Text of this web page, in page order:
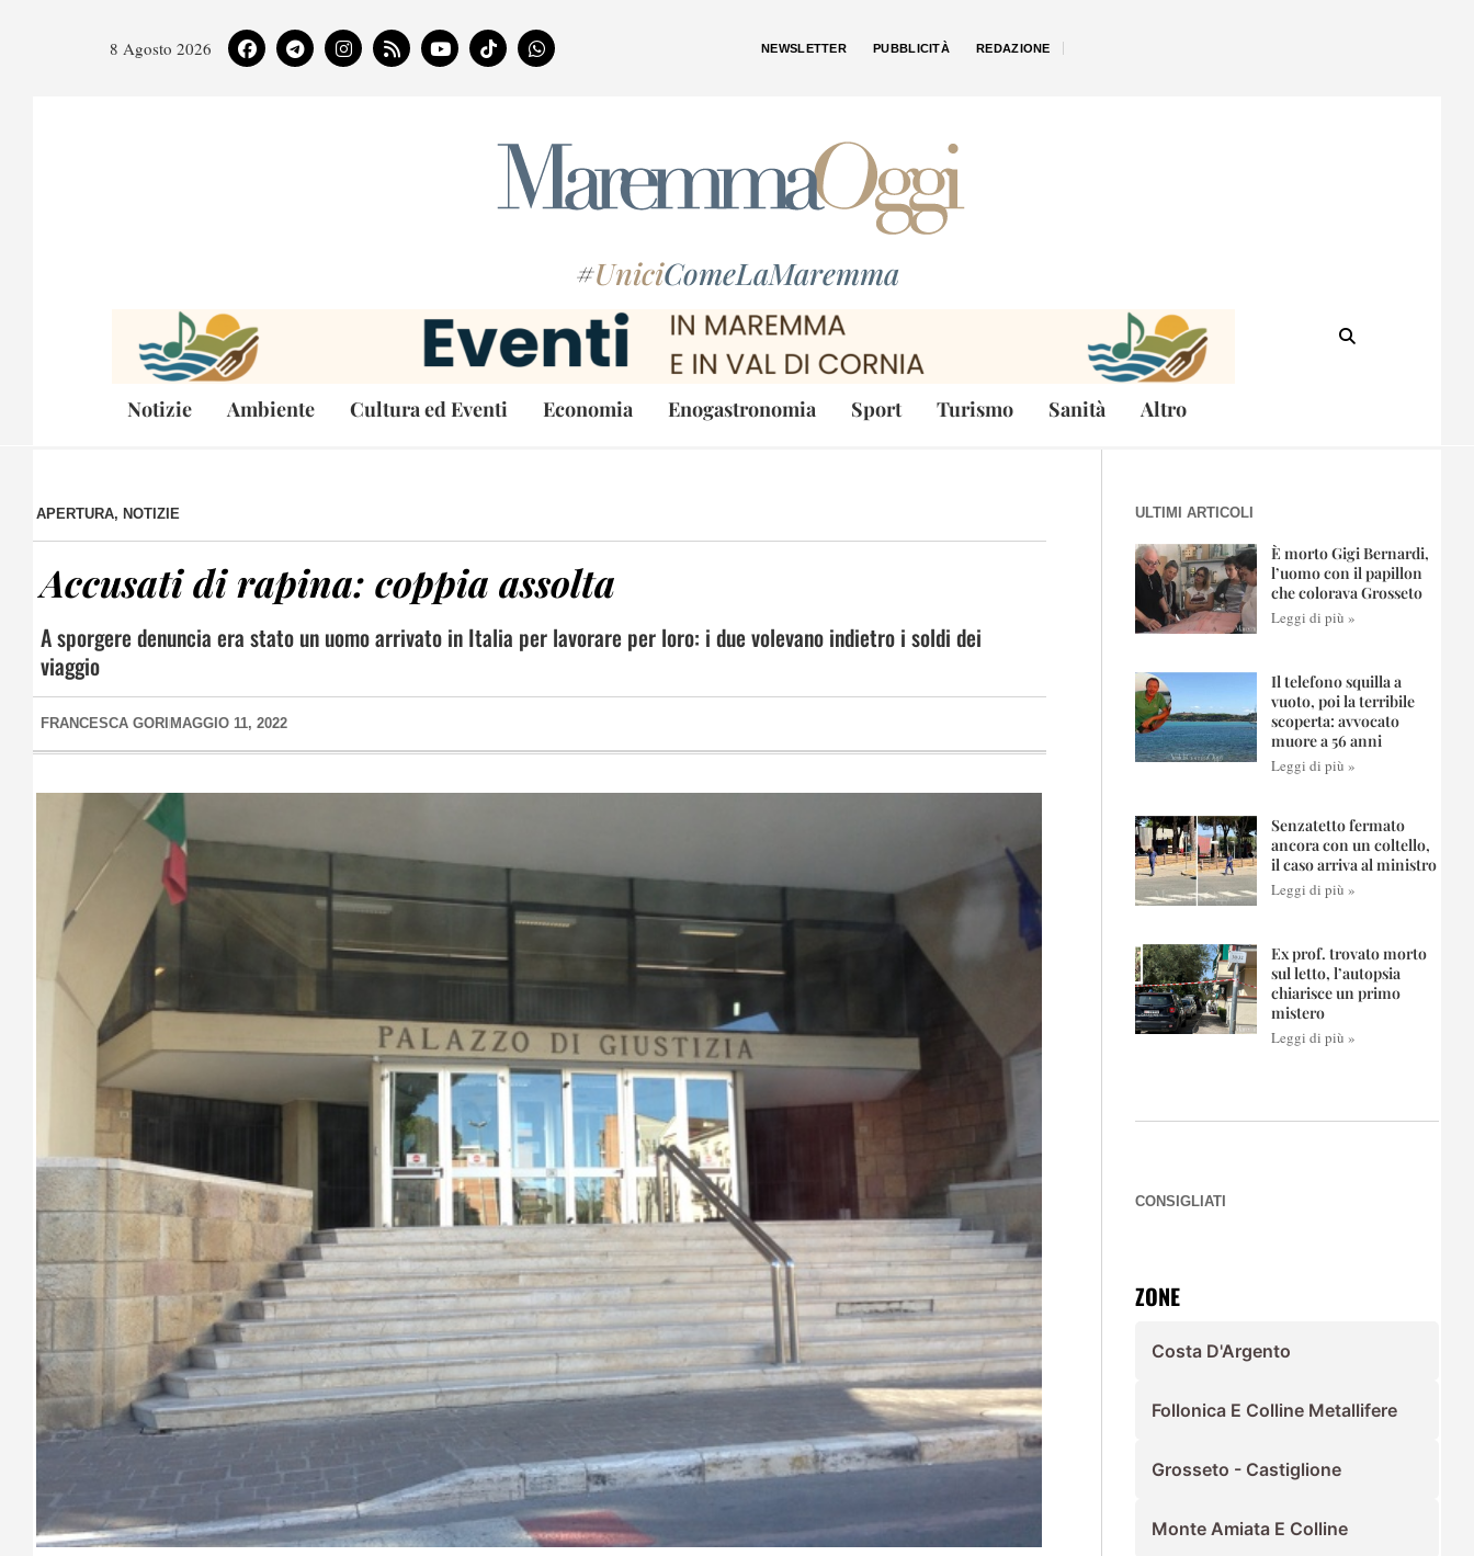
8 Agosto 2026 NEWSLETTER PUBBLICITÀ REDAZIONE
#UniciComeLaMaremma
Notizie Ambiente Cultura ed Eventi Economia Enogastronomia Sport Turismo Sanità Altro
APERTURA, NOTIZIE
Accusati di rapina: coppia assolta
A sporgere denuncia era stato un uomo arrivato in Italia per lavorare per loro: i due volevano indietro i soldi dei
viaggio
FRANCESCA GORI MAGGIO 11, 2022
ULTIMI ARTICOLI
È morto Gigi Bernardi,
l’uomo con il papillon
che colorava Grosseto
Leggi di più »
Il telefono squilla a
vuoto, poi la terribile
scoperta: avvocato
muore a 56 anni
Leggi di più »
Senzatetto fermato
ancora con un coltello,
il caso arriva al ministro
Leggi di più »
Ex prof. trovato morto
sul letto, l’autopsia
chiarisce un primo
mistero
Leggi di più »
CONSIGLIATI
ZONE
Costa D'Argento
Follonica E Colline Metallifere
Grosseto - Castiglione
Monte Amiata E Colline